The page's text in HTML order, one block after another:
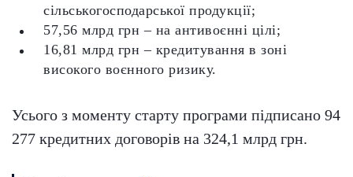
сільськогосподарської продукції;
57,56 млрд грн – на антивоєнні цілі;
16,81 млрд грн – кредитування в зоні
високого воєнного ризику.
Усього з моменту старту програми підписано 94
277 кредитних договорів на 324,1 млрд грн.